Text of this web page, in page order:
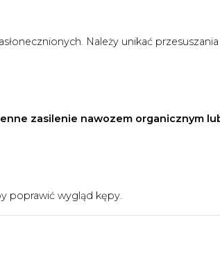
Należy unikać przesuszania
zasilenie nawozem organicznym
poprawić wygląd kępy.